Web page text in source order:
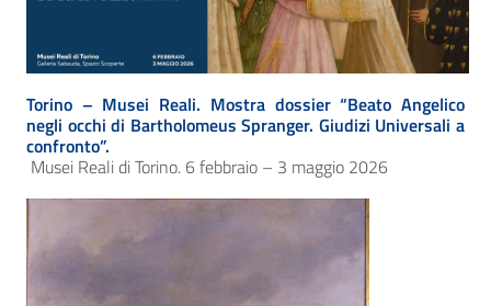
Torino – Musei Reali. Mostra dossier “Beato Angelico
negli occhi di Bartholomeus Spranger. Giudizi Universali a
confronto”.
Musei Reali di Torino. 6 febbraio – 3 maggio 2026